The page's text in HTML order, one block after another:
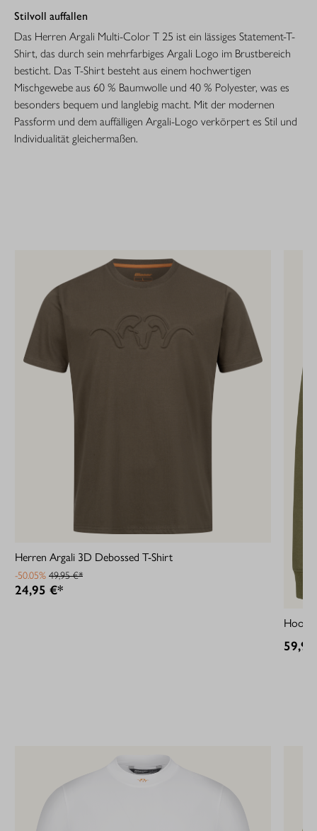
Stilvoll auffallen
Das Herren Argali Multi-Color T 25 ist ein lässiges Statement-T-
Shirt, das durch sein mehrfarbiges Argali Logo im Brustbereich
besticht. Das T-Shirt besteht aus einem hochwertigen
Mischgewebe aus 60 % Baumwolle und 40 % Polyester, was es
besonders bequem und langlebig macht. Mit der modernen
Passform und dem auffälligen Argali-Logo verkörpert es Stil und
Individualität gleichermaßen.
Herren Argali 3D Debossed T-Shirt
-50.05% 49,95 €*
24,95 €*